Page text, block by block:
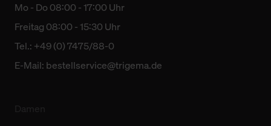
Mo - Do 08:00 - 17:00 Uhr
Freitag 08:00 - 15:30 Uhr
Tel.: +49 (0) 7475/88-0
E-Mail: bestellservice@trigema.de